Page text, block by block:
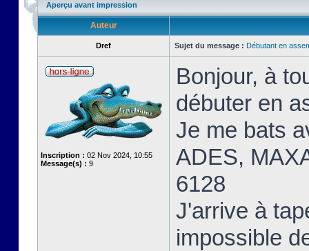
Aperçu avant impression
Auteur
Dref Sujet du message : Débutant en
Inscription : 02 Nov 2024, 10:55
Message(s) : 9
Bonjour, à
débuter en
Je me bats
ADES,
6128
J'arrive à
impossible